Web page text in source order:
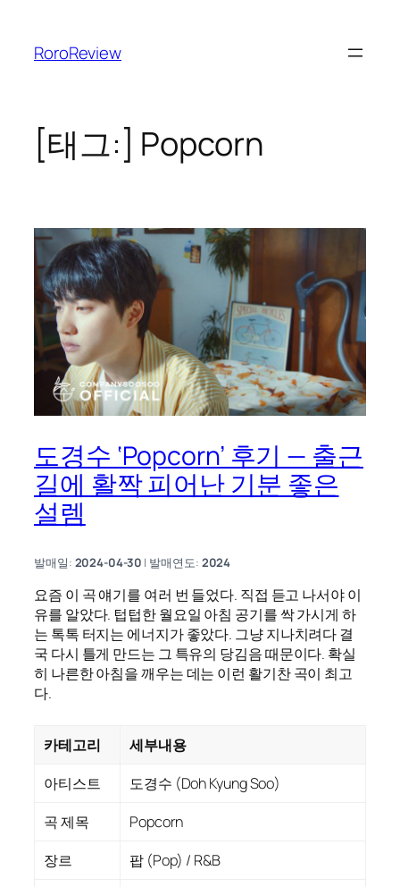
RoroReview
[태그:] Popcorn
도경수 ‘Popcorn’ 후기 — 출근
길에 활짝 피어난 기분 좋은
설렘
발매일: 2024-04-30 | 발매연도: 2024
요즘 이 곡 얘기를 여러 번 들었다. 직접 듣고 나서야 이
유를 알았다. 텁텁한 월요일 아침 공기를 싹 가시게 하
는 톡톡 터지는 에너지가 좋았다. 그냥 지나치려다 결
국 다시 틀게 만드는 그 특유의 당김음 때문이다. 확실
히 나른한 아침을 깨우는 데는 이런 활기찬 곡이 최고
다.
카테고리
세부내용
아티스트
도경수 (Doh Kyung Soo)
곡 제목
Popcorn
장르
팝 (Pop) / R&B